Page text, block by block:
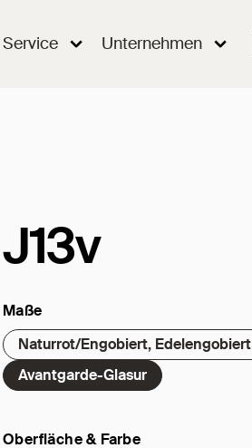
Service Unternehmen
J13v
Maße
Naturrot/Engobiert, Edelengobiert
Avantgarde-Glasur
Oberfläche & Farbe